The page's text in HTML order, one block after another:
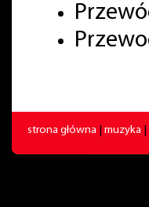
strona główna muzyka